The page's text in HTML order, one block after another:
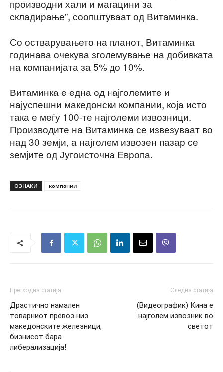
производни хали и магацини за
складирање”, соопштуваат од Витаминка.
Со остварувањето на планот, Витаминка
годинава очекува зголемување на добивката
на компанијата за 5% до 10%.
Витаминка е една од најголемите и
најуспешни македонски компании, која исто
така е меѓу 100-те најголеми извозници.
Производите на Витаминка се извезуваат во
над 30 земји, а најголем извозен пазар се
земјите од Југоисточна Европа.
ОЗНАКИ компании
Претходна статија
Драстично намален
товарниот превоз низ
македонските железници,
бизнисот бара
либерализација!
Следна статија
(Видеографик) Кина e
најголем извозник во
светот